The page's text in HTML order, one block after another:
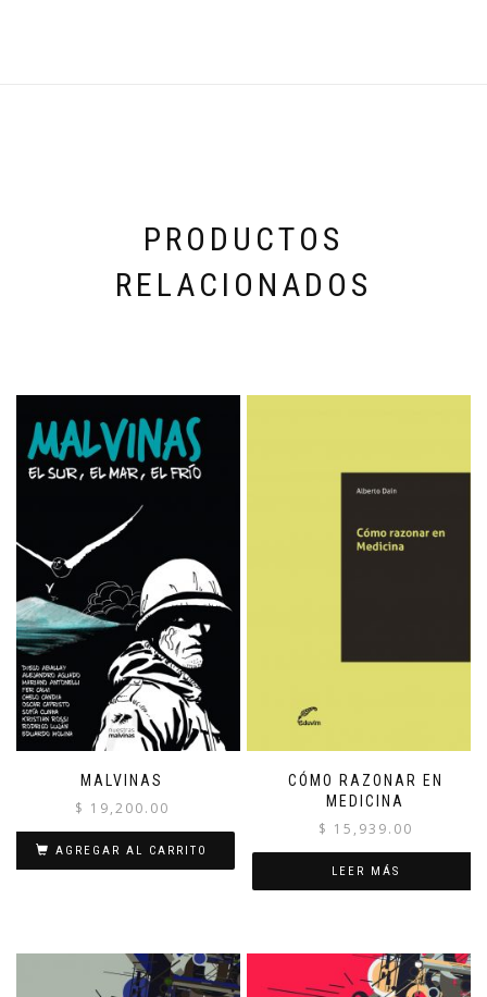
PRODUCTOS
RELACIONADOS
MALVINAS
$ 19,200.00
AGREGAR AL CARRITO
CÓMO RAZONAR EN
MEDICINA
$ 15,939.00
LEER MÁS